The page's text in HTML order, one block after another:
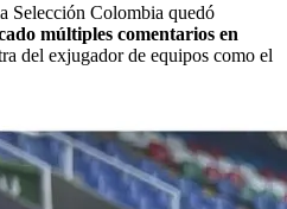
Selección Colombia quedó
múltiples comentarios en
del exjugador de equipos como el